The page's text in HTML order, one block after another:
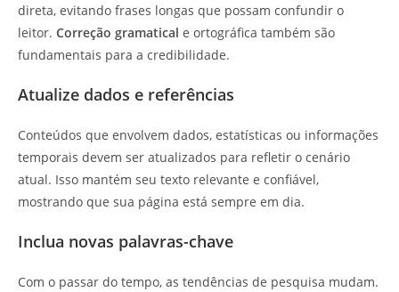
direta, evitando frases longas que possam confundir o
leitor. Correção gramatical e ortográfica também são
fundamentais para a credibilidade.
Atualize dados e referências
Conteúdos que envolvem dados, estatísticas ou informações
temporais devem ser atualizados para refletir o cenário
atual. Isso mantém seu texto relevante e confiável,
mostrando que sua página está sempre em dia.
Inclua novas palavras-chave
Com o passar do tempo, as tendências de pesquisa mudam.